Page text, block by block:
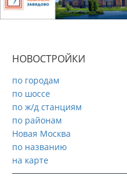
НОВОСТРОЙКИ
по городам
по шоссе
по ж/д станциям
по районам
Новая Москва
по названию
на карте